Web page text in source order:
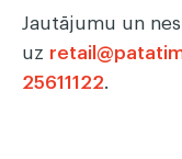
Jautājumu un
uz
25611122.